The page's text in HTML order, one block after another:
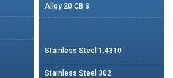
Alloy 20 CB 3
Stainless Steel 1.4310
Stainless Steel 302